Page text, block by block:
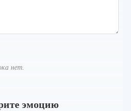
нет.
эмоцию